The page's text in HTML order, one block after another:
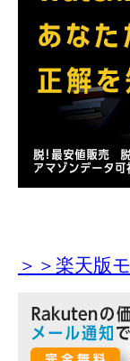
＞＞楽天版